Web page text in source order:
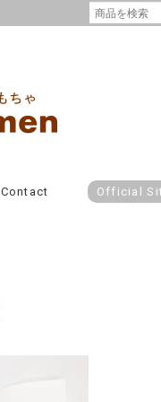
Contact Official